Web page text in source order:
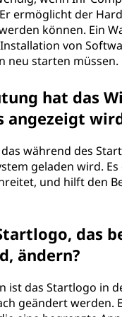
ermöglicht der
können. Ein
von
neu starten müssen.
hat das
angezeigt
während des
geladen wird.
und hilft den
das
ändern?
ist das Startlogo in
geändert werden.